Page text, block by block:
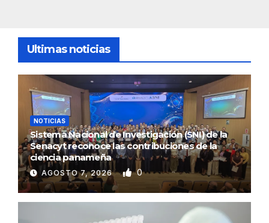
Ultimas noticias
NOTICIAS
Sistema Nacional de Investigación (SNI) de la
Senacyt reconoce las contribuciones de la
ciencia panameña
AGOSTO 7, 2026 0